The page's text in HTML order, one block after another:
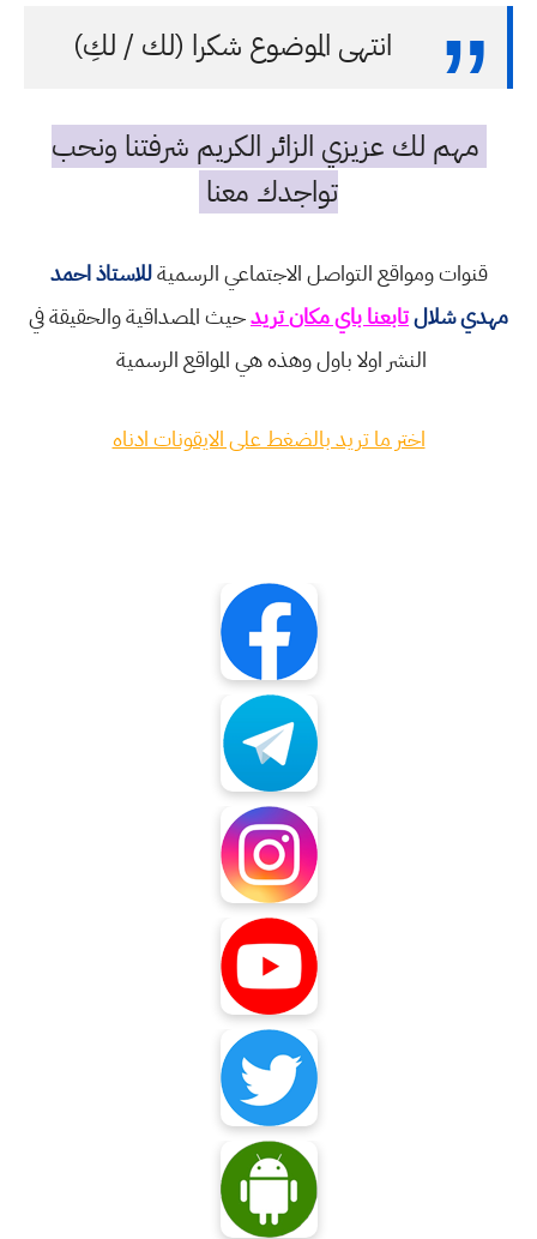
انتهى الموضوع شكرا (لك / لكِ)
مهم لك عزيزي الزائر الكريم شرفتنا ونحب
تواجدك معنا
قنوات ومواقع التواصل الاجتماعي الرسميةللاستاذ احمد
مهدي شلالتابعنا باي مكان تريدحيث المصداقية والحقيقة في
النشر اولا باول وهذه هي المواقع الرسمية
اختر ما تريد بالضغط على الايقونات ادناه